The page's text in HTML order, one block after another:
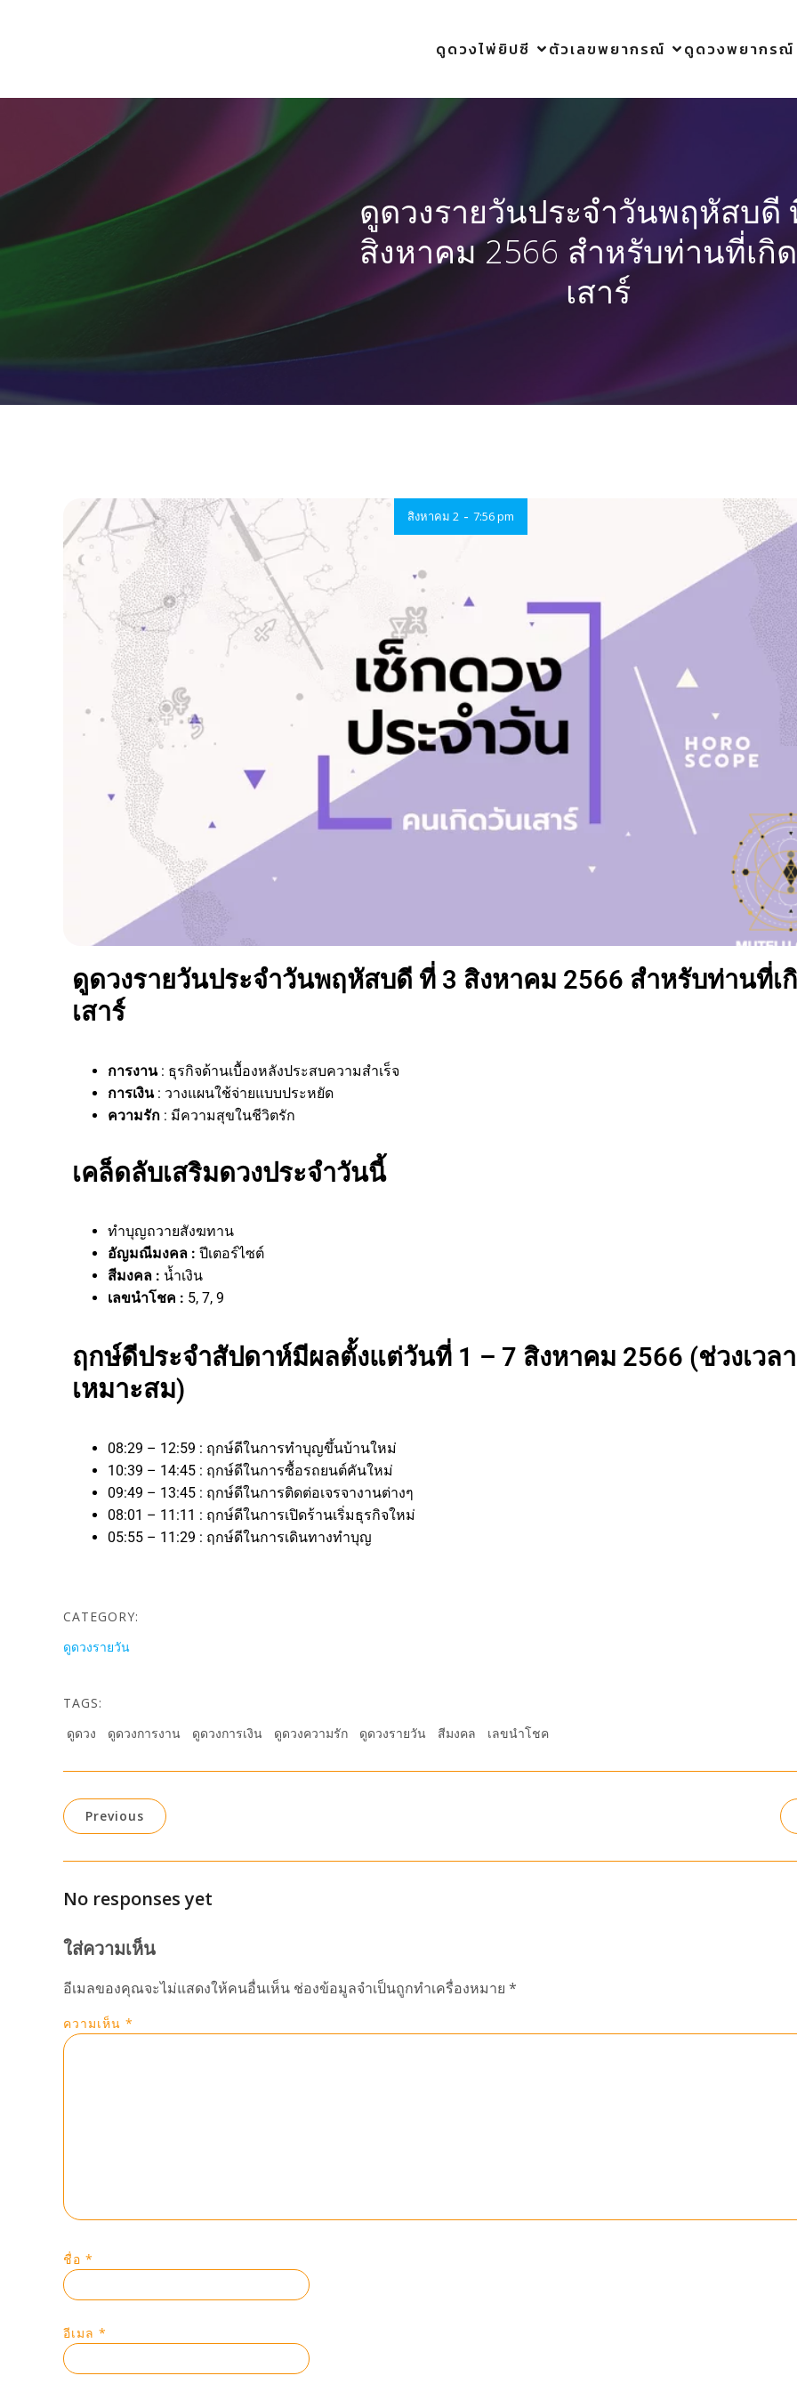
ดูดวงไพ่ยิปซี ตัวเลขพยากรณ์ ดูดวงพยากรณ์
ดูดวงรายวันประจำวันพฤหัสบดี
สิงหาคม 2566 สำหรับท่านที่เกิ
เสาร์
สิงหาคม 2 - 7:56 pm
ดูดวงรายวันประจำวันพฤหัสบดี ที่ 3 สิงหาคม 2566 สำหรับท่านที่เ
เสาร์
การงาน : ธุรกิจด้านเบื้องหลังประสบความสำเร็จ
การเงิน : วางแผนใช้จ่ายแบบประหยัด
ความรัก : มีความสุขในชีวิตรัก
เคล็ดลับเสริมดวงประจำวันนี้
ทำบุญถวายสังฆทาน
อัญมณีมงคล : ปีเตอร์ไซต์
สีมงคล : น้ำเงิน
เลขนำโชค : 5, 7, 9
ฤกษ์ดีประจำสัปดาห์มีผลตั้งแต่วันที่ 1 – 7 สิงหาคม 2566 (ช่วงเวล
เหมาะสม)
08:29 – 12:59 : ฤกษ์ดีในการทำบุญขึ้นบ้านใหม่
10:39 – 14:45 : ฤกษ์ดีในการซื้อรถยนต์คันใหม่
09:49 – 13:45 : ฤกษ์ดีในการติดต่อเจรจางานต่างๆ
08:01 – 11:11 : ฤกษ์ดีในการเปิดร้านเริ่มธุรกิจใหม่
05:55 – 11:29 : ฤกษ์ดีในการเดินทางทำบุญ
CATEGORY:
ดูดวงรายวัน
TAGS:
ดูดวง
ดูดวงการงาน ดูดวงการเงิน ดูดวงความรัก ดูดวงรายวัน สีมงคล เลขนำโชค
Previous
No responses yet
ใส่ความเห็น
อีเมลของคุณจะไม่แสดงให้คนอื่นเห็น ช่องข้อมูลจำเป็นถูกทำเครื่องหมาย *
ความเห็น *
ชื่อ *
อีเมล *